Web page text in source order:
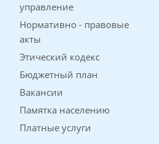
управление
Нормативно - правовые
акты
Этический кодекс
Бюджетный план
Вакансии
Памятка населению
Платные услуги